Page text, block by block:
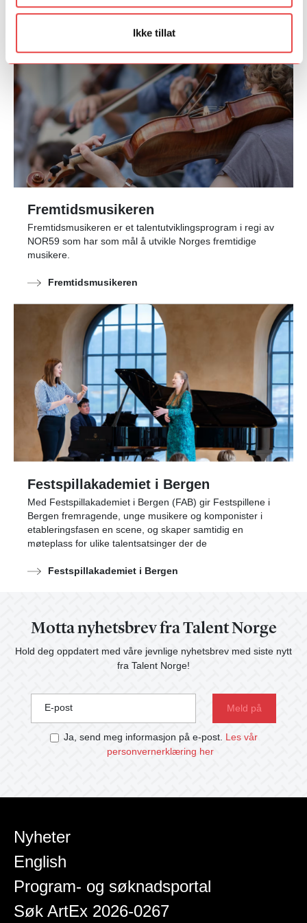
Ikke tillat
Kilden Diligens
Fremtidsmusikeren
Fremtidsmusikeren er et talentutviklingsprogram i regi av
NOR59 som har som mål å utvikle Norges fremtidige
musikere.
Fremtidsmusikeren
Festspillakademiet i Bergen
Med Festspillakademiet i Bergen (FAB) gir Festspillene i
Bergen fremragende, unge musikere og komponister i
etableringsfasen en scene, og skaper samtidig en
møteplass for ulike talentsatsinger der de
Festspillakademiet i Bergen
Motta nyhetsbrev fra Talent Norge
Hold deg oppdatert med våre jevnlige nyhetsbrev med siste nytt
fra Talent Norge!
E-post
Ja, send meg informasjon på e-post. Les vår
personvernerklæring her
Nyheter
English
Program- og søknadsportal
Søk ArtEx 2026-0267